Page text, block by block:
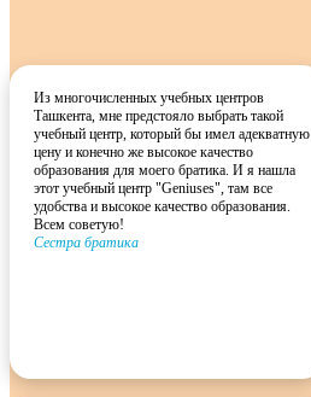
Из многочисленных учебных центров
Ташкента, мне предстояло выбрать такой
учебный центр, который бы имел адекватную
цену и конечно же высокое качество
образования для моего братика. И я нашла
этот учебный центр "Geniuses", там все
удобства и высокое качество образования.
Всем советую!
Сестра братика